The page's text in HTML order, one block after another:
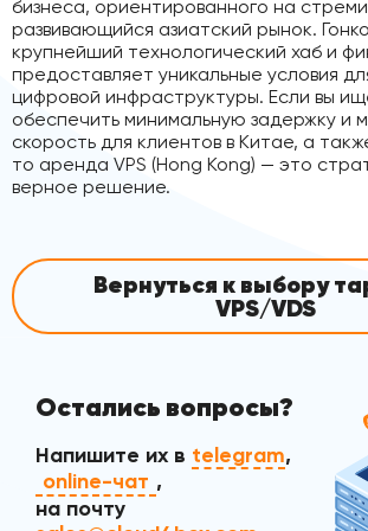
бизнеса, ориентированного на
развивающийся азиатский рынок.
крупнейший технологический хаб и
предоставляет уникальные условия
цифровой инфраструктуры. Если вы
обеспечить минимальную задержку и
скорость для клиентов в Китае, а
то аренда VPS (Hong Kong) — это
верное решение.
Мы предлагаем хостинг, основанный
высокопроизводительных NVMe-
гарантирует мгновенную загрузку веб-
приложений. В основе нашей
технология виртуализации KVM,
каждому клиенту выделенные
оперативной памяти, исключая риск
производительности из-за соседних
подход к VDS в Гонконге позволяет
в стабильной и быстрой работе
Вернуться к выбору
VPS/VDS
Остались вопросы?
Напишите их в telegram,
online-чат ,
на почту